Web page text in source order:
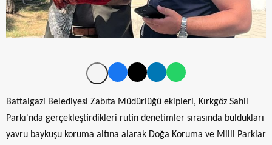
Battalgazi Belediyesi Zabıta Müdürlüğü ekipleri, Kırkgöz Sahil
Parkı'nda gerçekleştirdikleri rutin denetimler sırasında buldukları
yavru baykuşu koruma altına alarak Doğa Koruma ve Milli Parklar